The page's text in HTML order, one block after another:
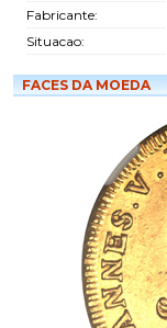
Fabricante:
Situacao:
FACES DA MOEDA